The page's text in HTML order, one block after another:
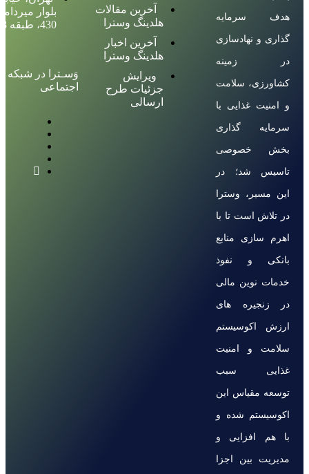
هدف سرمایه
گذاری و نهادسازی
در زمینه
کشاورزی، سلامت
و امنیت غذایی با
سرمایه گذاری
بخش خصوصی
تاسیس شد؛ در
این مسیر، وسترا
در تلاش است تا با
اهرم سازی منابع
بانکی و نفوذ
خدمات نوین مالی
در زنجیره های
ارزش اکوسیستم
سلامت و امنیت
غذایی سبب
توسعه مقیاس این
اکوسیستم شده و
با هم افزایی و
مدیریت بین اجزا
آخرین مقالات
هلدینگ وسترا
آخرین اخبار
هلدینگ وسترا
ویرایش
جزئیات طرح
ارسالی
بلوار
430، طبقه 8
وَسـترا در شبکه
اجتماعی